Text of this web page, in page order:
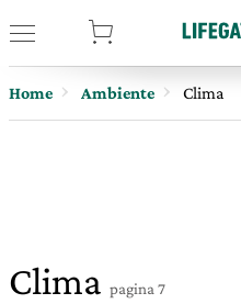
Home Ambiente Clima
Clima pagina 7